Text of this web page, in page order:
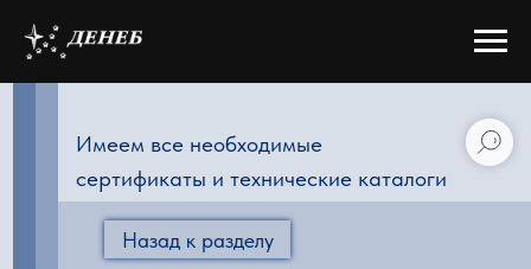
Имеем все необходимые
сертификаты и технические катало|
Назад к разделу